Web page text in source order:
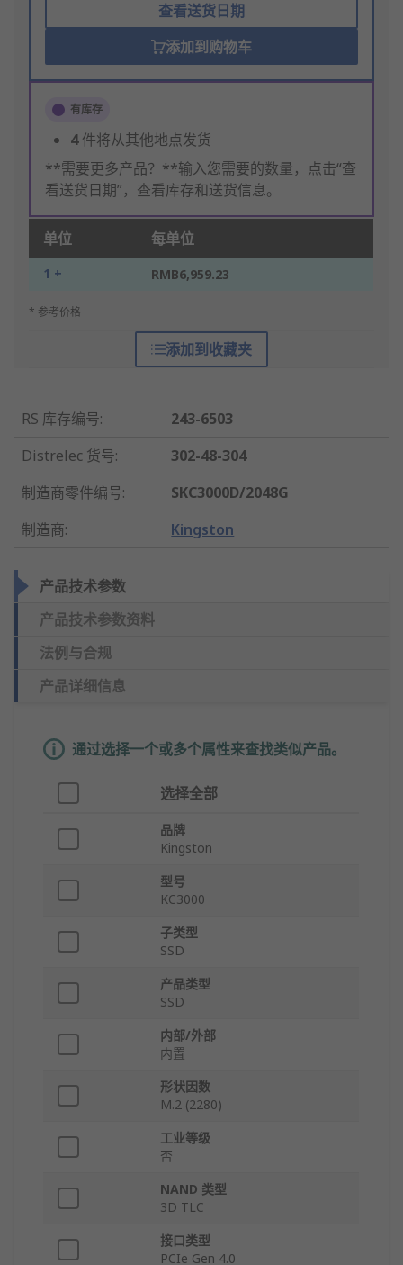
查看送货日期
添加到购物车
有库存
4件将从其他地点发货
**需要更多产品？**输入您需要的数量，点击“查
看送货日期”，查看库存和送货信息。
单位 每单位
1 + RMB6,959.23
* 参考价格
添加到收藏夹
RS 库存编号:
243-6503
Distrelec 货号:
302-48-304
制造商零件编号:
SKC3000D/2048G
制造商: Kingston
产品技术参数
产品技术参数资料
法例与合规
产品详细信息
通过选择一个或多个属性来查找类似产品。
选择全部
品牌
Kingston
型号
KC3000
子类型
SSD
产品类型
SSD
内部/外部
内置
形状因数
M.2 (2280)
工业等级
否
NAND 类型
3D TLC
接口类型
PCIe Gen 4.0